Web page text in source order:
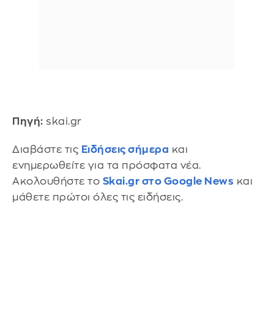
Πηγή: skai.gr
Διαβάστε τις Ειδήσεις σήμερα και
ενημερωθείτε για τα πρόσφατα νέα.
Ακολουθήστε το Skai.gr στο Google News και
μάθετε πρώτοι όλες τις ειδήσεις.